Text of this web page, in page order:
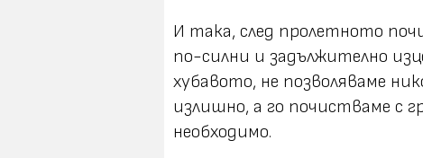
И така, след пролетното
по-силни и задължително
хубавото, не позволяваме
излишно, а го почистваме с
необходимо.